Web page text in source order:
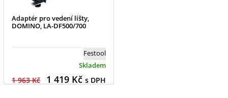
Adaptér pro vedení lišty,
DOMINO, LA-DF500/700
Festool
Skladem
1 963 Kč 1 419Kč s DPH